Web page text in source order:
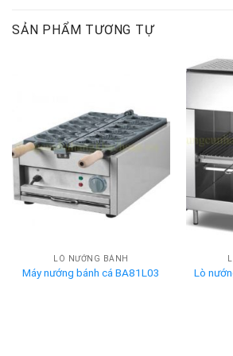
SẢN PHẨM TƯƠNG TỰ
LÒ NƯỚNG BÁNH
Máy nướng bánh cá BA81L03
Lò